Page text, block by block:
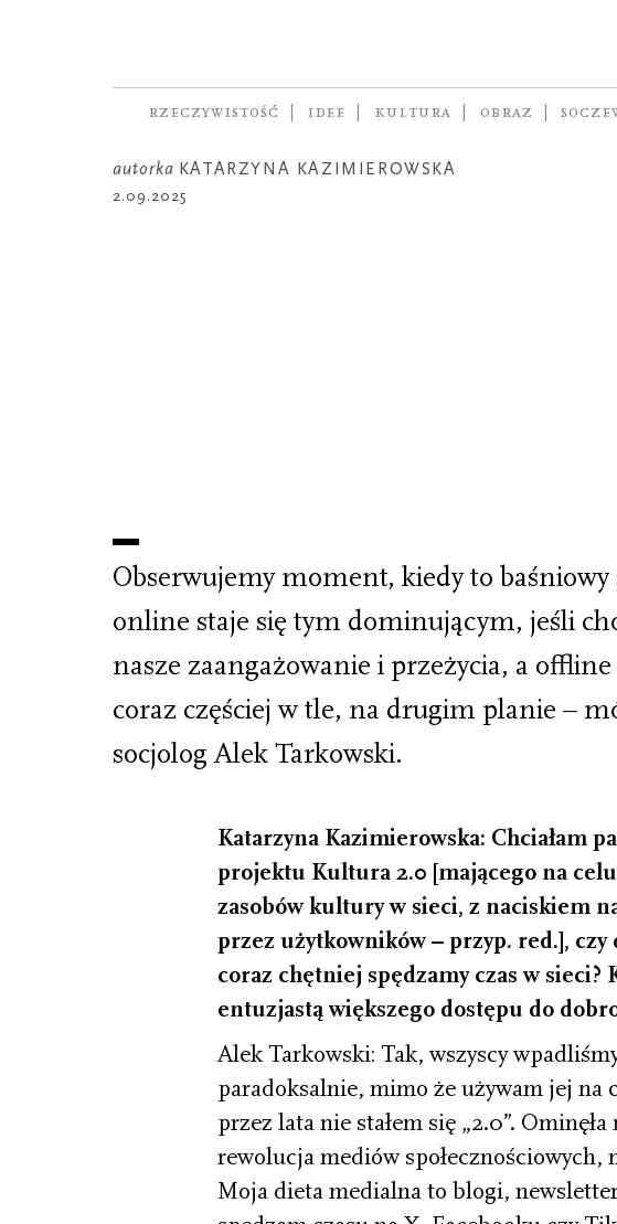
RZECZYWISTOŚĆ IDEE KULTURA OBRAZ
w social media?
autorka KATARZYNA KAZIMIEROWSKA
2.09.2025
Obserwujemy moment, kiedy to baśniowy
online staje się tym dominującym, jeśli
nasze zaangażowanie i przeżycia, a offline
coraz częściej w tle, na drugim planie –
socjolog Alek Tarkowski.
Katarzyna Kazimierowska: Chciałam
projektu Kultura 2.0 [mającego na
zasobów kultury w sieci, z naciskiem
przez użytkowników – przyp. red.],
coraz chętniej spędzamy czas w sieci?
entuzjastą większego dostępu do
Alek Tarkowski: Tak, wszyscy
paradoksalnie, mimo że używam jej na
przez lata nie stałem się „2.0”.
rewolucja mediów społecznościowych,
Moja dieta medialna to blogi,